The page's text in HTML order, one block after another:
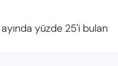
yüzde 25'i bulan
ve Fikstür